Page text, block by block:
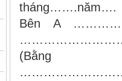
tháng…….năm….
Bên A